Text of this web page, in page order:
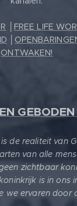
FREE LIFE
ONTWAKEN!
de realiteit van
van alle
zichtbaar
is in ons
we ervaren door